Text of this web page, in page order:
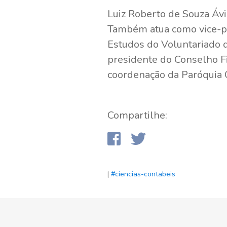
Luiz Roberto de Souza
Também atua como
Estudos do Voluntariado
presidente do Conselho
coordenação da
Compartilhe:
| #ciencias-contabeis